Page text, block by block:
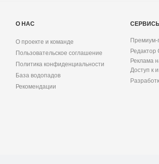
О НАС
О проекте и команде
Пользовательское соглашение
Политика конфиденциальности
База водопадов
Рекомендации
Премиум-
Редактор
Реклама
Доступ к